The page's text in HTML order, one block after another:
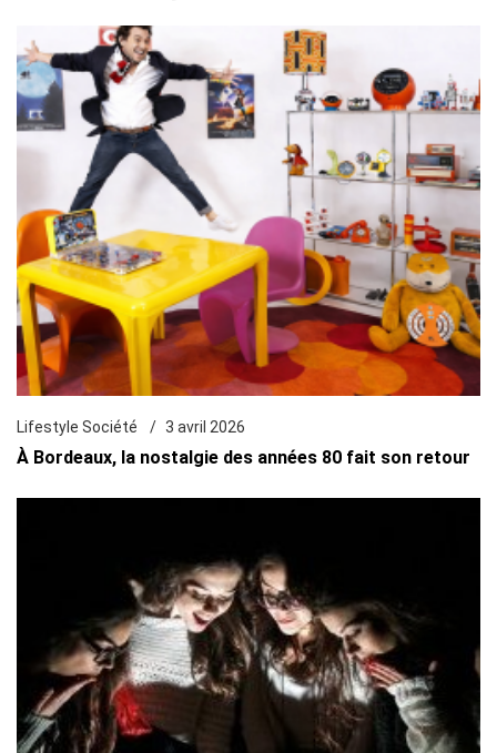
Lifestyle Société 3 avril 2026
À Bordeaux, la nostalgie des années 80 fait son retour